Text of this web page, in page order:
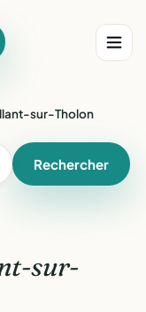
sur-Tholon
Rechercher
sur-